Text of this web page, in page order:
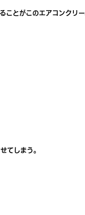
とがこのエアコンクリ
てしまう。